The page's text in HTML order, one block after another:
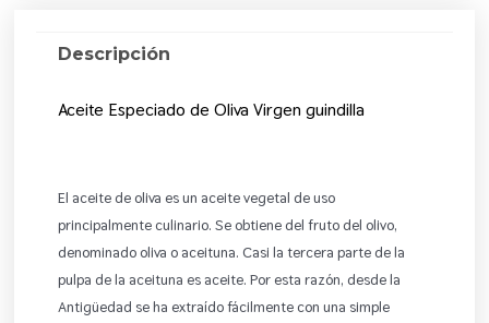
Descripción
Aceite Especiado de Oliva Virgen guindilla
El aceite de oliva es un aceite vegetal de uso
principalmente culinario. Se obtiene del fruto del olivo,
denominado oliva o aceituna.​ Casi la tercera parte de la
pulpa de la aceituna es aceite. Por esta razón, desde la
Antigüedad se ha extraído fácilmente con una simple